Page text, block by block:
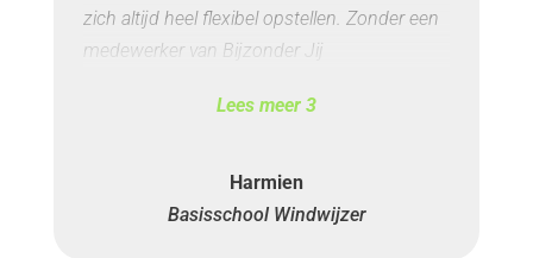
zich altijd heel flexibel opstellen. Zonder een
medewerker van Bijzonder Jij
toch Nienke noemen. Zij is al jaren een
de leerkrachten als het MT vinden het fijn om
gebruik te maken van de kennis en
Lees meer 3
Harmien
Basisschool Windwijzer